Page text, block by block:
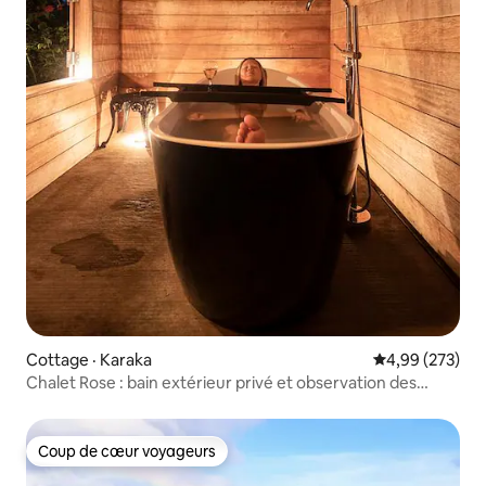
Cottage · Karaka Note
4,99 (273)
Chalet Rose : bain extérieur privé et observation des
Coup de cœur voyageurs
Coup de cœur voyageurs